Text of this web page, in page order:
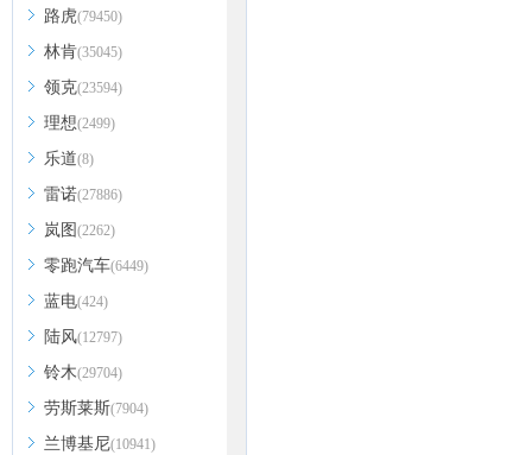
路虎(79450)
林肯(35045)
领克(23594)
理想(2499)
乐道(8)
雷诺(27886)
岚图 (2262)
零跑汽车(6449)
蓝电(424)
陆风(12797)
铃木(29704)
劳斯莱斯(7904)
兰博基尼(10941)